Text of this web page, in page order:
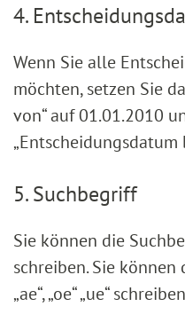
4.
Wenn Sie alle
möchten, setzen Sie
von“ auf 01.01.2010
„Entscheidungsdatum
5. Suchbegriff
Sie können die
schreiben. Sie können
„ae“, „oe“ „ue“